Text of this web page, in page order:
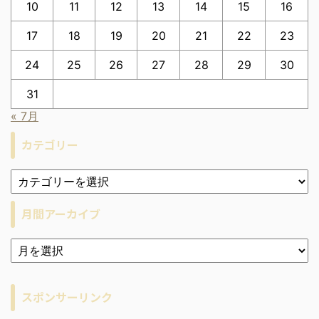
10 11 12 13 14 15 16
17 18 19 20 21 22 23
24 25 26 27 28 29 30
31
« 7月
カテゴリー
月間アーカイブ
ア
ー
ブ
スポンサーリンク